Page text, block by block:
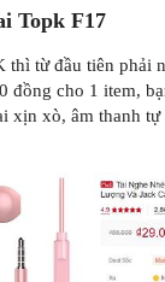
Topk F17
thì từ đầu tiên phải
đồng cho 1 item,
xịn xò, âm thanh